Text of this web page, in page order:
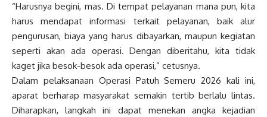
“Harusnya begini, mas. Di tempat pelayanan mana pun, kita
harus mendapat informasi terkait pelayanan, baik alur
pengurusan, biaya yang harus dibayarkan, maupun kegiatan
seperti akan ada operasi. Dengan diberitahu, kita tidak
kaget jika besok-besok ada operasi,” cetusnya.
Dalam pelaksanaan Operasi Patuh Semeru 2026 kali ini,
aparat berharap masyarakat semakin tertib berlalu lintas.
Diharapkan, langkah ini dapat menekan angka kejadian